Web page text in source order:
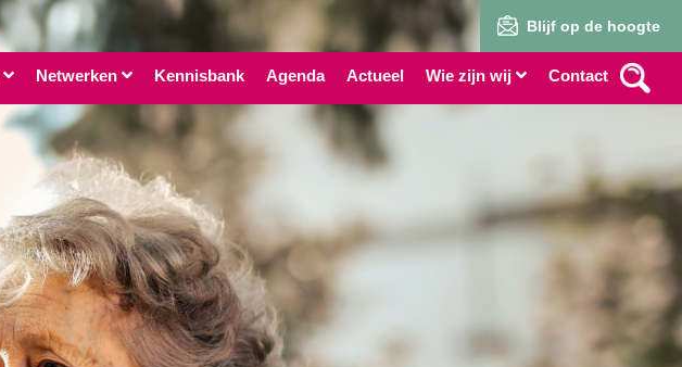
Blijf op de hoogte
Netwerken Kennisbank Agenda Actueel Wie zijn wij Contact